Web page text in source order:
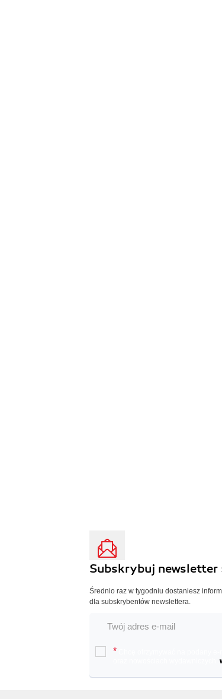
Subskrybuj newsletter
Średnio raz w tygodniu dostaniesz
dla subskrybentów newslettera.
*